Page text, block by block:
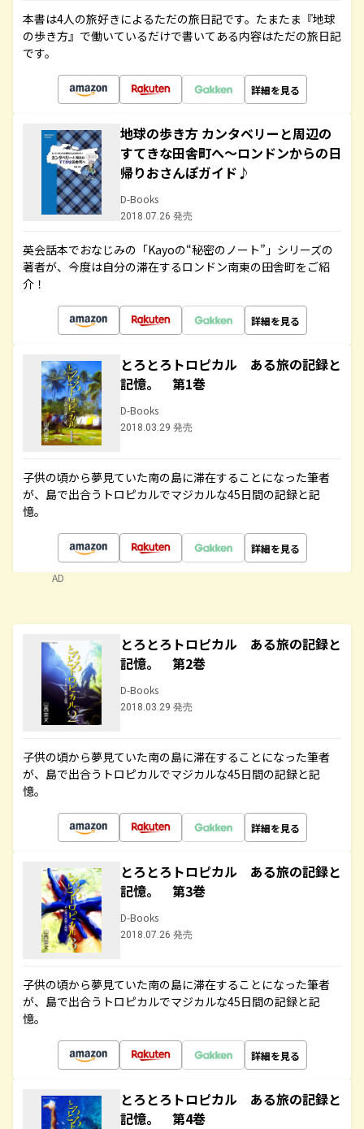
本書は4人の旅好きによるただの旅日記です。たまたま『地球
の歩き方』で働いているだけで書いてある内容はただの旅日記
です。
詳細を見る
地球の歩き方 カンタベリーと周辺の
すてきな田舎町へ～ロンドンからの日
帰りおさんぽガイド♪
D-Books
2018.07.26 発売
英会話本でおなじみの「Kayoの“秘密のノート”」シリーズの
著者が、今度は自分の滞在するロンドン南東の田舎町をご紹
介！
詳細を見る
とろとろトロピカル ある旅の記録と
記憶。 第1巻
D-Books
2018.03.29 発売
子供の頃から夢見ていた南の島に滞在することになった筆者
が、島で出合うトロピカルでマジカルな45日間の記録と記
憶。
詳細を見る
AD
とろとろトロピカル ある旅の記録と
記憶。 第2巻
D-Books
2018.03.29 発売
子供の頃から夢見ていた南の島に滞在することになった筆者
が、島で出合うトロピカルでマジカルな45日間の記録と記
憶。
詳細を見る
とろとろトロピカル ある旅の記録と
記憶。 第3巻
D-Books
2018.07.26 発売
子供の頃から夢見ていた南の島に滞在することになった筆者
が、島で出合うトロピカルでマジカルな45日間の記録と記
憶。
詳細を見る
とろとろトロピカル ある旅の記録と
記憶。 第4巻